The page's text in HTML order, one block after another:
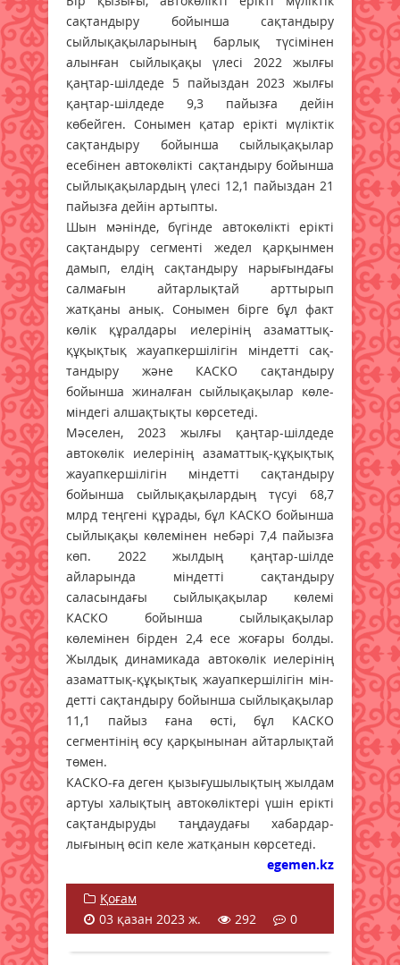
сақтандыру бойынша сақтандыру
сыйлықақыларының барлық түсімінен
алынған сый­лықақы үлесі 2022 жылғы
қаң­тар-шілдеде 5 пайыздан 2023 жылғы
қаңтар-шілдеде 9,3 па­йызға дейін
көбейген. Сонымен қатар ерікті мүліктік
сақтандыру бойын­ша сыйлықақылар
есебінен авто­көлікті сақтандыру бойынша
сый­лықақылардың үлесі 12,1 па­йыз­дан 21
пайызға дейін артыпты.
Шын мәнінде, бүгінде авто­көлікті ерікті
сақтандыру сегменті жедел қарқынмен
дамып, елдің сақтандыру нарығындағы
сал­мағын айтарлықтай арттырып
жатқаны анық. Сонымен бірге бұл факт
көлік құралдары ие­ле­рінің азаматтық-
құқықтық жа­уап­кершілігін міндетті сақ­
тандыру және КАСКО сақтандыру
бойынша жиналған сыйлықақылар кө­ле­
міндегі алшақтықты көр­сетеді.
Мәселен, 2023 жылғы қаң­тар-шіл­деде
автокөлік ие­лерінің аза­маттық-құқықтық
жауап­кер­шілігін міндетті сақ­тан­дыру
бойын­ша сыйлықа­қы­лардың түсуі 68,7
млрд теңгені құрады, бұл КАСКО бойынша
сыйлықақы көлемінен небәрі 7,4 пайызға
көп. 2022 жыл­дың қаңтар-шілде
айларында мін­детті сақтандыру
саласындағы сыйлықақылар көлемі
КАСКО бойынша сыйлықақылар
көлемінен бірден 2,4 есе жоғары болды.
Жыл­дық динамикада автокөлік иелерінің
азаматтық-құ­қықтық жа­уапкершілігін мін­
детті сақтандыру бойынша сый­лықақылар
11,1 пайыз ғана өсті, бұл КАСКО
сегментінің өсу қар­қынынан айтарлықтай
төмен.
КАСКО-ға деген қызығушы­лықтың жылдам
артуы халық­тың автокөліктері үшін ерікті
сақ­­тандыруды таңдаудағы хабар­дар­­
лығының өсіп келе жатқанын көрсетеді.
egemen.kz
Қоғам
03 қазан 2023 ж.
292 0